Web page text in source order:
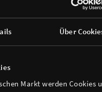
Über
Markt werden Cookies